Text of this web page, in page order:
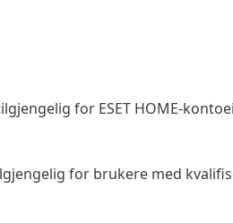
for ESET HOME-
for brukere med